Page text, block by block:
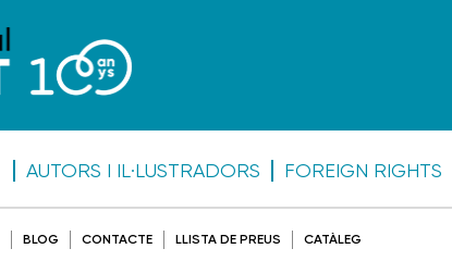
AUTORS I IL·LUSTRADORS FOREIGN RIGHTS
BLOG CONTACTE LLISTA DE PREUS CATÀLEG